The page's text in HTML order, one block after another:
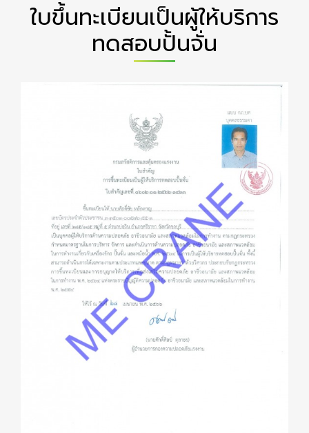
ใบขึ้นทะเบียนเป็นผู้ให้บริการ
ทดสอบปั้นจั่น